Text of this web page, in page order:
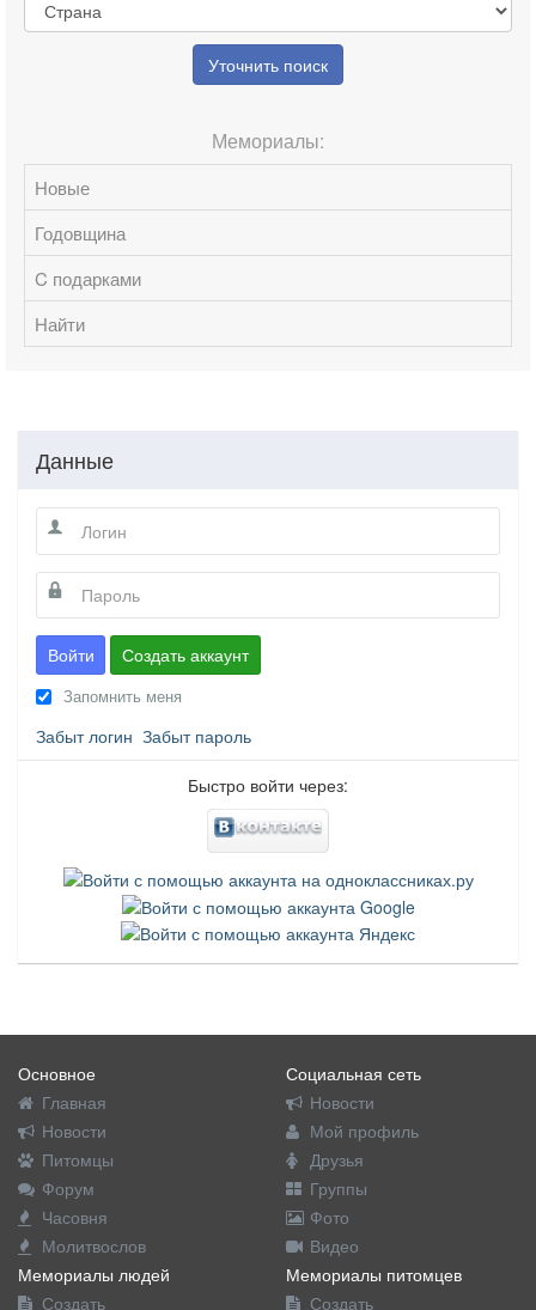
Уточнить поиск
Мемориалы:
Новые
Годовщина
C подарками
Найти
Данные
Войти Создать аккаунт
Запомнить меня
Забыт логин Забыт пароль
Быстро войти через:
Основное
Главная
Новости
Питомцы
Форум
Часовня
Молитвослов
Социальная сеть
Новости
Мой профиль
Друзья
Группы
Фото
Видео
Мемориалы людей
Создать
Мемориалы питомцев
Создать